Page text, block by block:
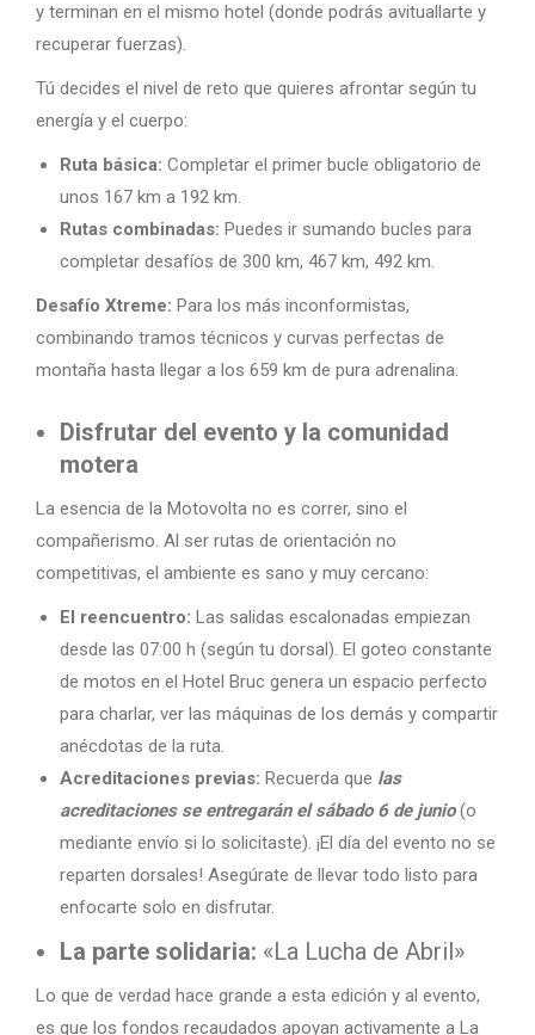
y terminan en el mismo hotel (donde podrás avituallarte y
recuperar fuerzas).
Tú decides el nivel de reto que quieres afrontar según tu
energía y el cuerpo:
Ruta básica: Completar el primer bucle obligatorio de
unos 167 km a 192 km.
Rutas combinadas: Puedes ir sumando bucles para
completar desafíos de 300 km, 467 km, 492 km.
Desafío Xtreme: Para los más inconformistas,
combinando tramos técnicos y curvas perfectas de
montaña hasta llegar a los 659 km de pura adrenalina.
Disfrutar del evento y la comunidad
motera
La esencia de la Motovolta no es correr, sino el
compañerismo. Al ser rutas de orientación no
competitivas, el ambiente es sano y muy cercano:
El reencuentro: Las salidas escalonadas empiezan
desde las 07:00 h (según tu dorsal). El goteo constante
de motos en el Hotel Bruc genera un espacio perfecto
para charlar, ver las máquinas de los demás y compartir
anécdotas de la ruta.
Acreditaciones previas: Recuerda que las
acreditaciones se entregarán el sábado 6 de junio(o
mediante envío si lo solicitaste). ¡El día del evento no se
reparten dorsales! Asegúrate de llevar todo listo para
enfocarte solo en disfrutar.
La parte solidaria: «La Lucha de Abril»
Lo que de verdad hace grande a esta edición y al evento,
es que los fondos recaudados apoyan activamente a La